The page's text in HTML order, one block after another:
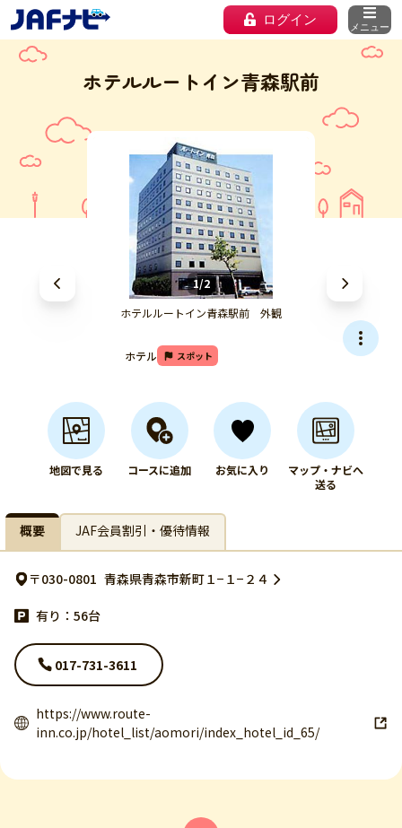
ログイン メニュー
ホテルルートイン青森駅前
1/2
ホテルルートイン青森駅前 外観
ホテル スポット
地図で見る コースに追加 お気に入り
マップ・ナビへ
送る
概要 JAF会員割引・優待情報
〒030-0801 青森県青森市新町１−１−２４
有り：56台
017-731-3611
https://www.route-
inn.co.jp/hotel_list/aomori/index_hotel_id_65/